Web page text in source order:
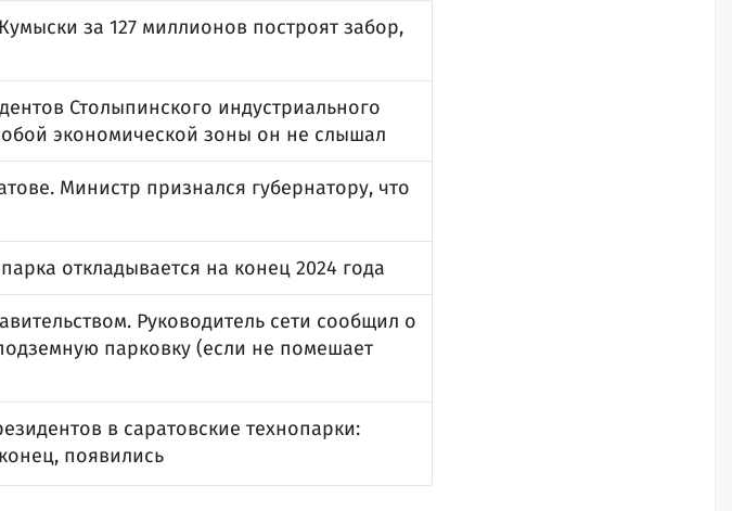
за 127 миллионов построят забор,
Столыпинского индустриального
экономической зоны он не слышал
Министр признался губернатору, что
откладывается на конец 2024 года
Руководитель сети сообщил о
парковку (если не помешает
в саратовские технопарки:
появились